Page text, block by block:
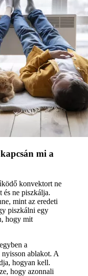
mi a
konvektort ne
és ne piszkálja.
mint az eredeti
piszkálni egy
hogy mit
a
ablakot. A
hogyan kell.
hogy azonnali